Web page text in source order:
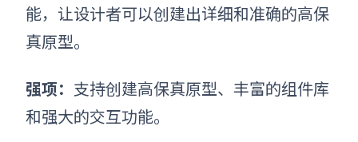
能，让设计者可以创建出详细和准确的高保
真原型。
强项： 支持创建高保真原型、丰富的组件库
和强大的交互功能。